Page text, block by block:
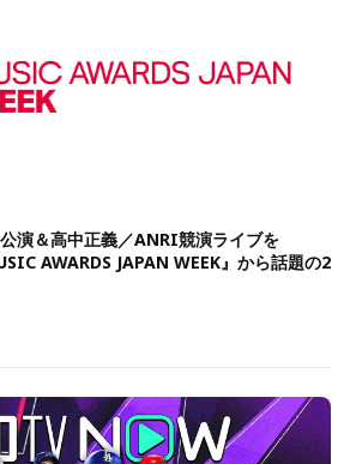
演＆高中正義／ANRI競演ライブを
AWARDS JAPAN WEEK』から話題の2